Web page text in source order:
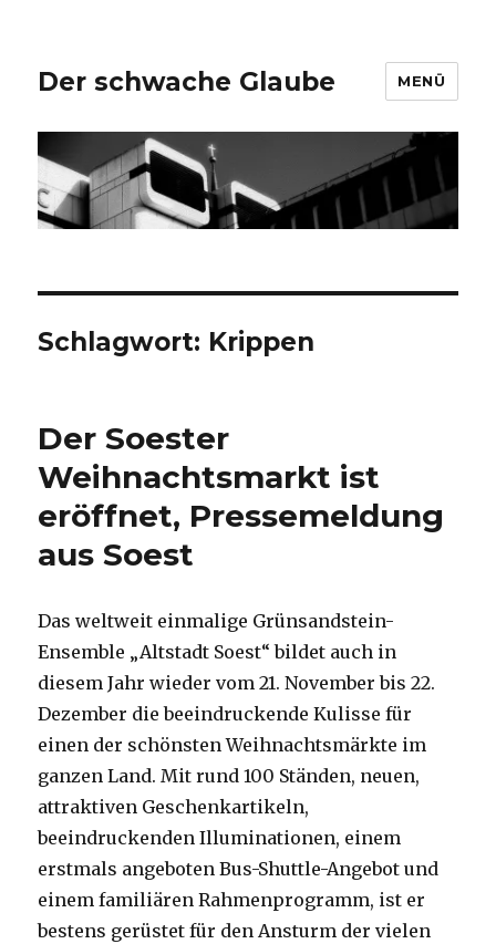
Der schwache Glaube MENÜ
Schlagwort: Krippen
Der Soester
Weihnachtsmarkt ist
eröffnet, Pressemeldung
aus Soest
Das weltweit einmalige Grünsandstein-
Ensemble „Altstadt Soest“ bildet auch in
diesem Jahr wieder vom 21. November bis 22.
Dezember die beeindruckende Kulisse für
einen der schönsten Weihnachtsmärkte im
ganzen Land. Mit rund 100 Ständen, neuen,
attraktiven Geschenkartikeln,
beeindruckenden Illuminationen, einem
erstmals angeboten Bus-Shuttle-Angebot und
einem familiären Rahmenprogramm, ist er
bestens gerüstet für den Ansturm der vielen